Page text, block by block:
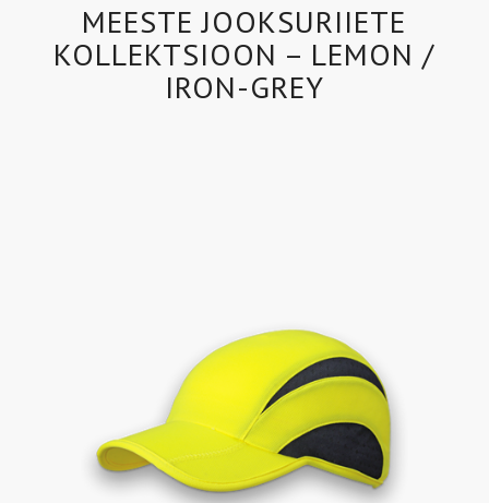
MEESTE JOOKSURIIETE
KOLLEKTSIOON – LEMON /
IRON-GREY